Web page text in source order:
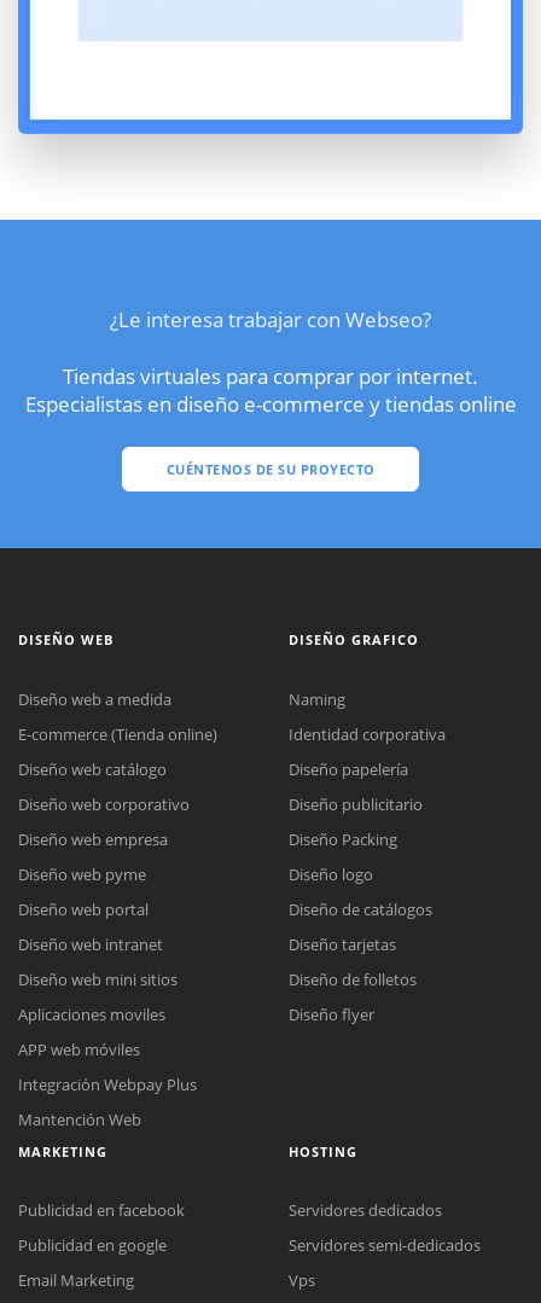
¿Le interesa trabajar con Webseo?
Tiendas virtuales para comprar por internet.
Especialistas en diseño e-commerce y tiendas online
CUÉNTENOS DE SU PROYECTO
DISEÑO WEB
Diseño web a medida
E-commerce (Tienda online)
Diseño web catálogo
Diseño web corporativo
Diseño web empresa
Diseño web pyme
Diseño web portal
Diseño web intranet
Diseño web mini sitios
Aplicaciones moviles
APP web móviles
Integración Webpay Plus
Mantención Web
DISEÑO GRAFICO
Naming
Identidad corporativa
Diseño papelería
Diseño publicitario
Diseño Packing
Diseño logo
Diseño de catálogos
Diseño tarjetas
Diseño de folletos
Diseño flyer
MARKETING
Publicidad en facebook
Publicidad en google
Email Marketing
HOSTING
Servidores dedicados
Servidores semi-dedicados
Vps